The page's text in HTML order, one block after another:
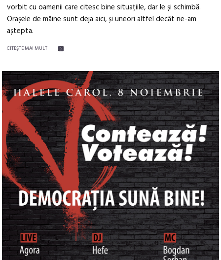
vorbit cu oamenii care citesc bine situațiile, dar le și schimbă.
Orașele de mâine sunt deja aici, și uneori altfel decât ne-am
aștepta.
CITEŞTE MAI MULT